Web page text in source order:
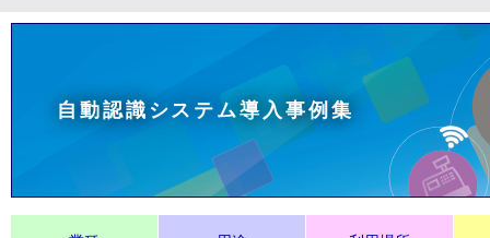
自動認識システム導入事例集